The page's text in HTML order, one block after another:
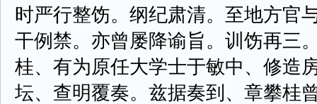
时严行整饬。纲纪肃清。至地方官
干例禁。亦曾屡降谕旨。训饬再三
桂、有为原任大学士于敏中、修造
坛、查明覆奏。兹据奏到、章攀桂